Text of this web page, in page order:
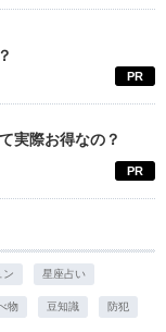
PR
実際お得なの？
PR
ン 星座占い
物 豆知識 防犯